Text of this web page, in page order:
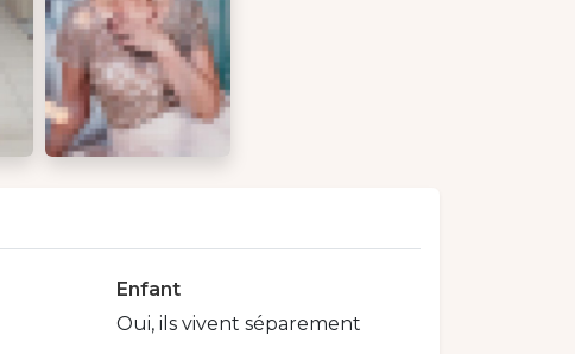
Enfant
Oui, ils vivent séparement